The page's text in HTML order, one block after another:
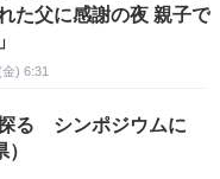
た父に感謝の夜 親子で
) 6:31
る シンポジウムに